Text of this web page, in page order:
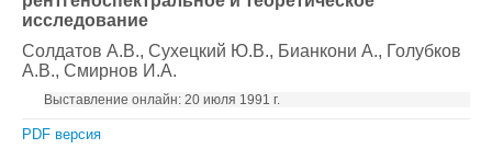
исследование
Солдатов А.В., Сухецкий Ю.В., Бианкони А., Голубков
А.В., Смирнов И.А.
Выставление онлайн: 20 июля 1991 г.
PDF версия